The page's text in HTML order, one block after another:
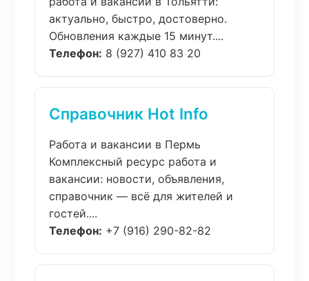
актуально, быстро, достоверно.
Обновления каждые 15 минут....
Телефон: 8 (927) 410 83 20
Справочник Hot Info
Работа и вакансии в Пермь
Комплексный ресурс работа и
вакансии: новости, объявления,
справочник — всё для жителей и
гостей....
Телефон: +7 (916) 290-82-82